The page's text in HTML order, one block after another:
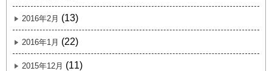
2016年2月 (13)
2016年1月 (22)
2015年12月 (11)